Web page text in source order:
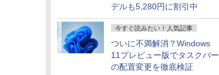
デルも5,280円に割引中
今すぐ読みたい！人気記事
ついに不満解消？Windows
11プレビュー版でタスクバー
の配置変更を徹底検証